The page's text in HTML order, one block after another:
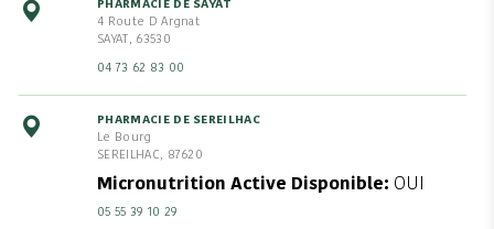
PHARMACIE DE SAYAT
4 Route D Argnat
SAYAT, 63530
04 73 62 83 00
PHARMACIE DE SEREILHAC
Le Bourg
SEREILHAC, 87620
Micronutrition Active Disponible OUI
05 55 39 10 29